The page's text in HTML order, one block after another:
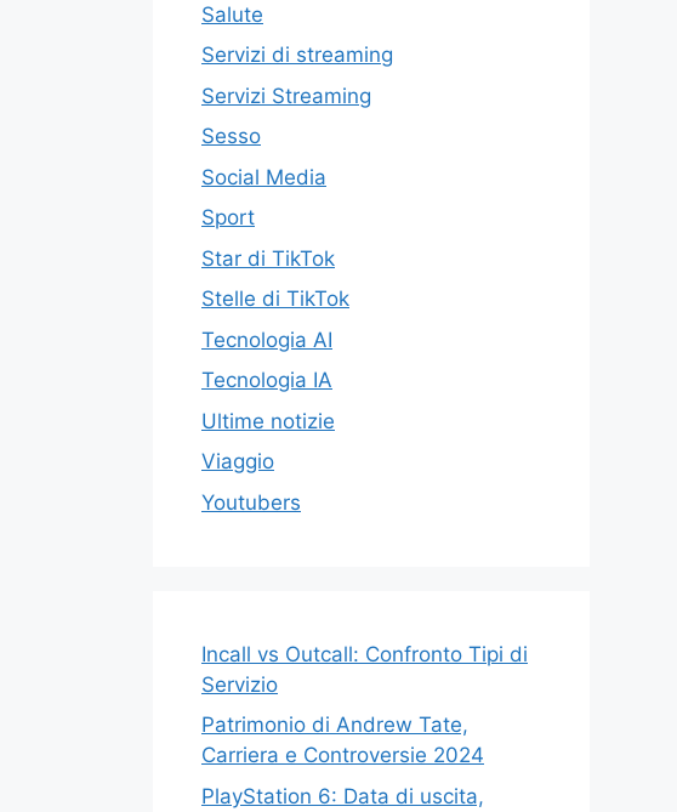
Salute
Servizi di streaming
Servizi Streaming
Sesso
Social Media
Sport
Star di TikTok
Stelle di TikTok
Tecnologia AI
Tecnologia IA
Ultime notizie
Viaggio
Youtubers
Incall vs Outcall: Confronto Tipi di
Servizio
Patrimonio di Andrew Tate,
Carriera e Controversie 2024
PlayStation 6: Data di uscita,